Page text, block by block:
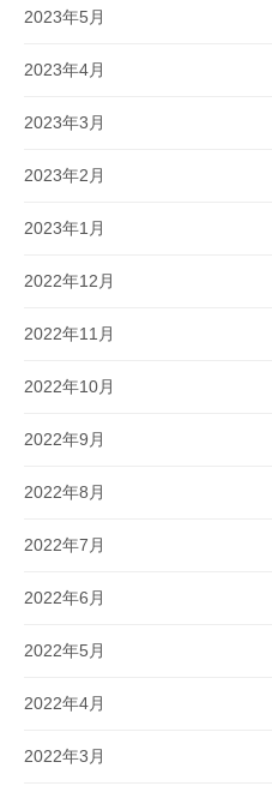
2023年5月
2023年4月
2023年3月
2023年2月
2023年1月
2022年12月
2022年11月
2022年10月
2022年9月
2022年8月
2022年7月
2022年6月
2022年5月
2022年4月
2022年3月